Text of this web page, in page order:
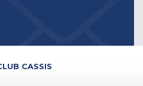
CASSIS